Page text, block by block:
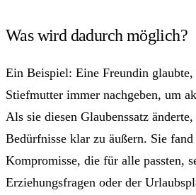
Was wird dadurch möglich?
Ein Beispiel: Eine Freundin glaubte,
Stiefmutter immer nachgeben, um
Als sie diesen Glaubenssatz
Bedürfnisse klar zu äußern. Sie
Kompromisse, die für alle passten,
Erziehungsfragen oder der